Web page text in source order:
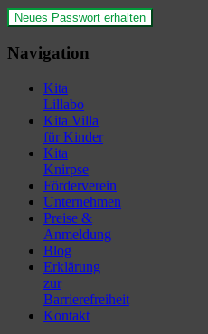
Navigation
Kita
Lillabo
Kita Villa
für Kinder
Kita
Knirpse
Förderverein
Unternehmen
Preise &
Anmeldung
Blog
Erklärung
zur
Barrierefreiheit
Kontakt